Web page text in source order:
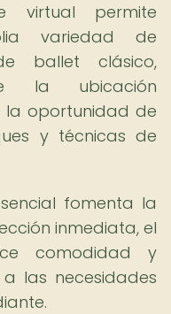
virtual permite
variedad de
ballet clásico,
la ubicación
oportunidad de
y técnicas de
fomenta la
inmediata, el
comodidad y
las necesidades